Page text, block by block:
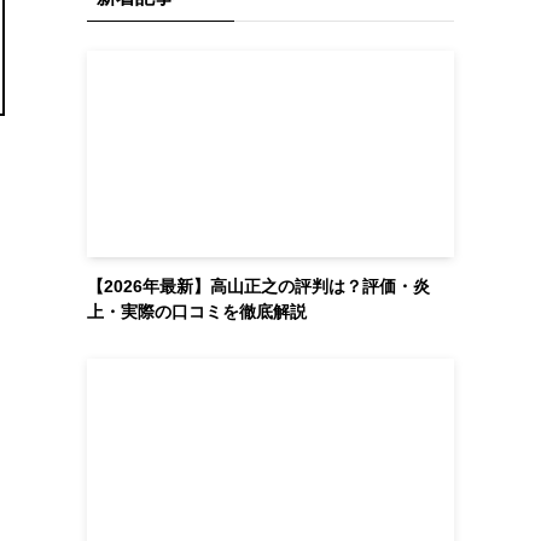
【2026年最新】高山正之の評判は？評価・炎
上・実際の口コミを徹底解説